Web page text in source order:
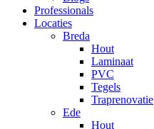
Professionals
Locaties
Breda
Hout
Laminaat
PVC
Tegels
Traprenovatie
Ede
Hout